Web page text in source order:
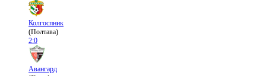
Колгоспник
(Полтава)
2:0
Авангард